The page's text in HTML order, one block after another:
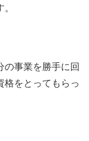
の事業を勝手に回
格をとってもらっ